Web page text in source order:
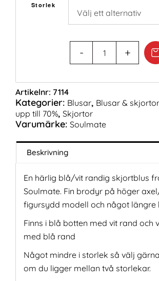
Storlek
Artikelnr: 7114
Kategorier: Blusar, Blusar & skjortor
upp till 70%, Skjortor
Varumärke: Soulmate
Beskrivning
En härlig blå/vit randig skjortblus
Soulmate. Fin brodyr på höger
figursydd modell och något längre
Finns i blå botten med vit rand och
med blå rand
Något mindre i storlek så välj
om du ligger mellan två storlekar.